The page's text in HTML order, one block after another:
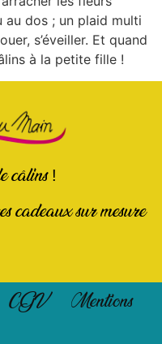
au dos ; un plaid multi
s’éveiller. Et quand
à la petite fille !
câlins !
cadeaux sur mesure
CGV
Mentions